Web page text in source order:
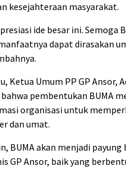
kesejahteraan masyarakat.
ide besar ini. Semoga
dapat dirasakan
Ketua Umum PP GP Ansor,
pembentukan BUMA
organisasi untuk
dan umat.
BUMA akan menjadi payung
GP Ansor, baik yang